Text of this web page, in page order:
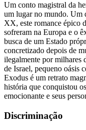
Um conto magistral da
um lugar no mundo. Um
XX, este romance épico
sofreram na Europa e o
busca de um Estado
concretizado depois de
ilegalmente por milhares
de Israel, pequeno oásis
Exodus é um retrato
história que conquistou
emocionante e seus
Discriminação